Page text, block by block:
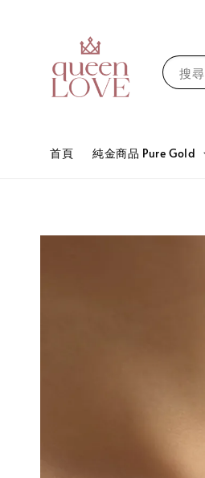
搜尋
首頁 純金商品 Pure Gold